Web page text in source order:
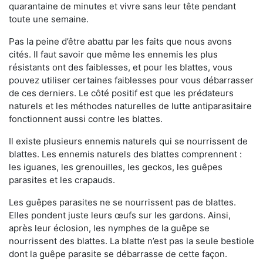
quarantaine de minutes et vivre sans leur tête pendant
toute une semaine.
Pas la peine d’être abattu par les faits que nous avons
cités. Il faut savoir que même les ennemis les plus
résistants ont des faiblesses, et pour les blattes, vous
pouvez utiliser certaines faiblesses pour vous débarrasser
de ces derniers. Le côté positif est que les prédateurs
naturels et les méthodes naturelles de lutte antiparasitaire
fonctionnent aussi contre les blattes.
Il existe plusieurs ennemis naturels qui se nourrissent de
blattes. Les ennemis naturels des blattes comprennent :
les iguanes, les grenouilles, les geckos, les guêpes
parasites et les crapauds.
Les guêpes parasites ne se nourrissent pas de blattes.
Elles pondent juste leurs œufs sur les gardons. Ainsi,
après leur éclosion, les nymphes de la guêpe se
nourrissent des blattes. La blatte n’est pas la seule bestiole
dont la guêpe parasite se débarrasse de cette façon.